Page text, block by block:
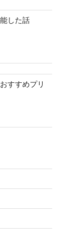
した話
すすめプリ